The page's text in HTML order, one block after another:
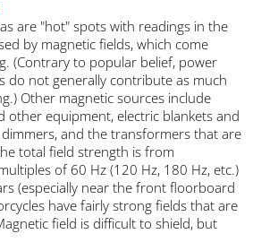
some areas are "hot" spots with
is caused by magnetic fields, which
wiring. (Contrary to popular belief,
do not generally contribute
wiring.) Other magnetic sources
clocks and other equipment, electric
and light dimmers, and the
of the total field strength is from
or multiples of 60 Hz (120 Hz, 180
Cars (especially near the front
and motorcycles have fairly strong
60 Hz. Magnetic field is difficult to